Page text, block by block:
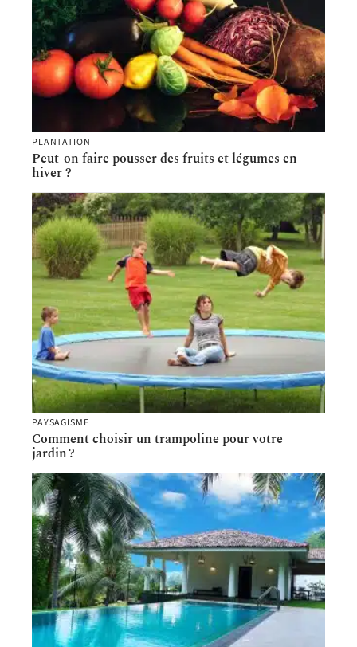
PLANTATION
Peut-on faire pousser des fruits et légumes en
hiver ?
PAYSAGISME
Comment choisir un trampoline pour votre
jardin ?